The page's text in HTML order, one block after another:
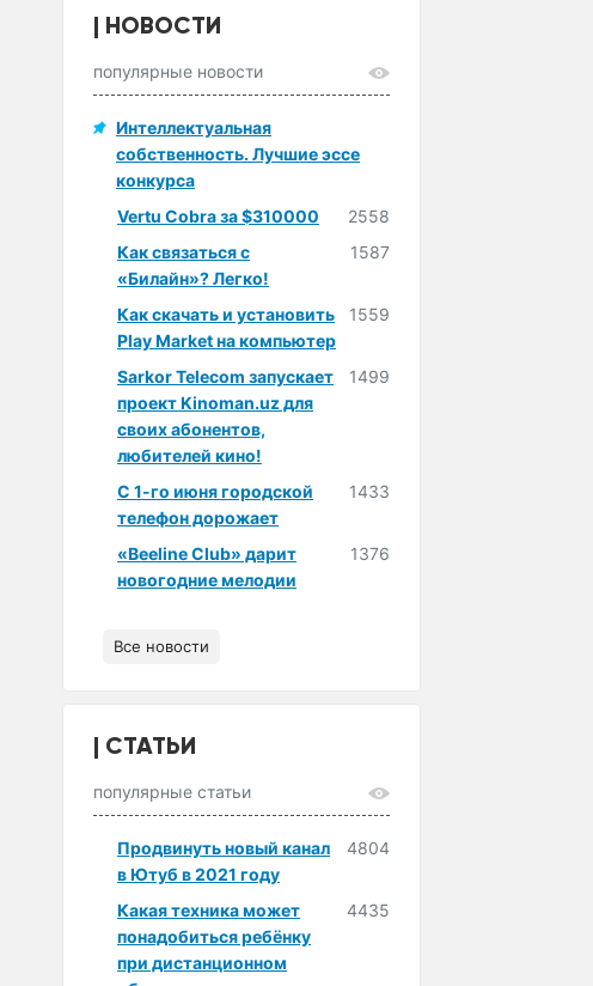
НОВОСТИ
популярные новости
Интеллектуальная
собственность. Лучшие эссе
конкурса
Vertu Cobra за $310000
2558
Как связаться с
«Билайн»? Легко!
1587
Как скачать и установить
Play Market на компьютер
1559
Sarkor Telecom запускает
проект Kinoman.uz для
своих абонентов,
любителей кино!
1499
С 1-го июня городской
телефон дорожает
1433
«Beeline Club» дарит
новогодние мелодии
1376
Все новости
СТАТЬИ
популярные статьи
Продвинуть новый канал
в Ютуб в 2021 году
4804
Какая техника может
понадобиться ребёнку
при дистанционном
4435